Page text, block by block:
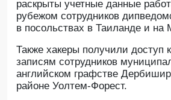
раскрыты учетные данные
рубежом сотрудников
в посольствах в Таиланде и на
Также хакеры получили доступ
записям сотрудников
английском графстве
районе Уолтем-Форест.